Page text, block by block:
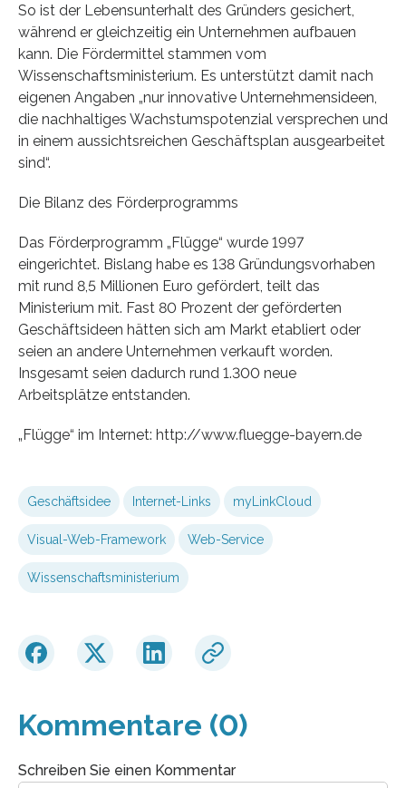
So ist der Lebensunterhalt des Gründers gesichert,
während er gleichzeitig ein Unternehmen aufbauen
kann. Die Fördermittel stammen vom
Wissenschaftsministerium. Es unterstützt damit nach
eigenen Angaben „nur innovative Unternehmensideen,
die nachhaltiges Wachstumspotenzial versprechen und
in einem aussichtsreichen Geschäftsplan ausgearbeitet
sind“.
Die Bilanz des Förderprogramms
Das Förderprogramm „Flügge“ wurde 1997
eingerichtet. Bislang habe es 138 Gründungsvorhaben
mit rund 8,5 Millionen Euro gefördert, teilt das
Ministerium mit. Fast 80 Prozent der geförderten
Geschäftsideen hätten sich am Markt etabliert oder
seien an andere Unternehmen verkauft worden.
Insgesamt seien dadurch rund 1.300 neue
Arbeitsplätze entstanden.
„Flügge“ im Internet: http://www.fluegge-bayern.de
Geschäftsidee Internet-Links myLinkCloud
Visual-Web-Framework Web-Service
Wissenschaftsministerium
Kommentare (0)
Schreiben Sie einen Kommentar